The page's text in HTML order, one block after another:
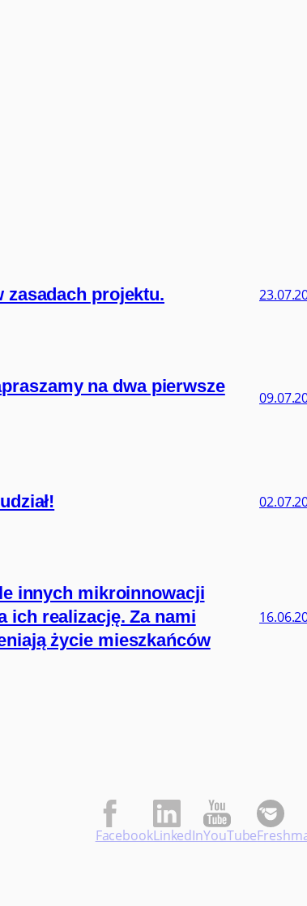
zasadach projektu.
na dwa pierwsze
innych mikroinnowacji
ich realizację. Za nami
życie mieszkańców
FacebookLinkedInYouTube